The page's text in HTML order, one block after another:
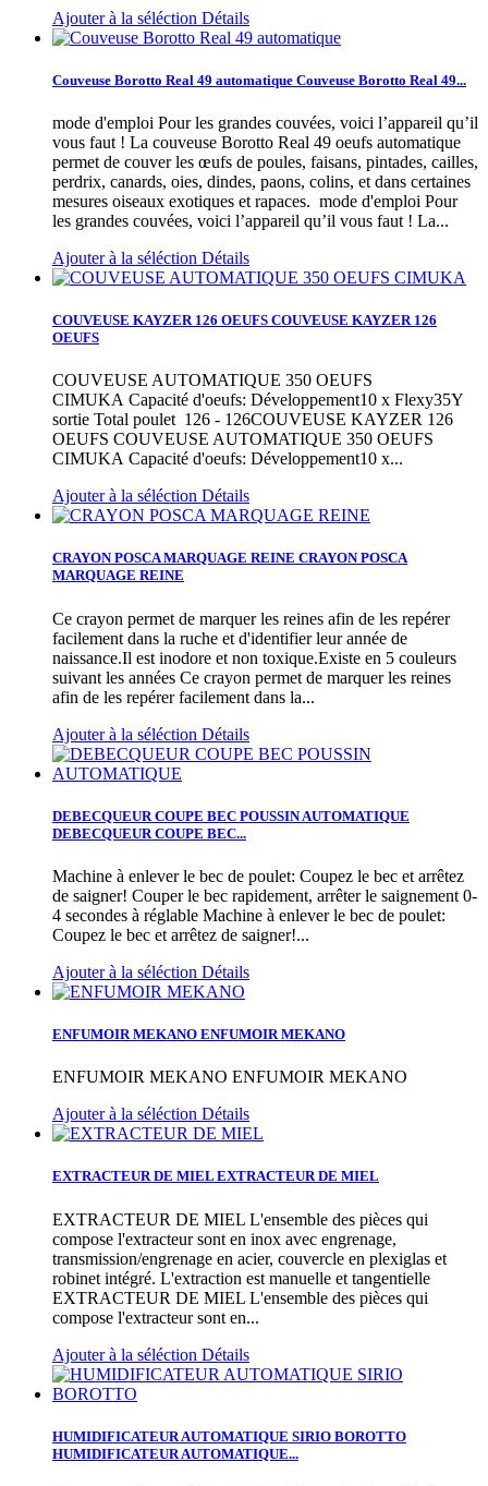
Ajouter à la séléction Détails
Couveuse Borotto Real 49 automatique Couveuse Borotto Real 49...
mode d'emploi Pour les grandes couvées, voici l’appareil qu’il
vous faut ! La couveuse Borotto Real 49 oeufs automatique
permet de couver les œufs de poules, faisans, pintades, cailles,
perdrix, canards, oies, dindes, paons, colins, et dans certaines
mesures oiseaux exotiques et rapaces. mode d'emploi Pour
les grandes couvées, voici l’appareil qu’il vous faut ! La...
Ajouter à la séléction Détails
COUVEUSE KAYZER 126 OEUFS COUVEUSE KAYZER 126
OEUFS
COUVEUSE AUTOMATIQUE 350 OEUFS
CIMUKA Capacité d'oeufs: Développement10 x Flexy35Y
sortie Total poulet 126 - 126COUVEUSE KAYZER 126
OEUFS COUVEUSE AUTOMATIQUE 350 OEUFS
CIMUKA Capacité d'oeufs: Développement10 x...
Ajouter à la séléction Détails
CRAYON POSCA MARQUAGE REINE CRAYON POSCA
MARQUAGE REINE
Ce crayon permet de marquer les reines afin de les repérer
facilement dans la ruche et d'identifier leur année de
naissance.Il est inodore et non toxique.Existe en 5 couleurs
suivant les années Ce crayon permet de marquer les reines
afin de les repérer facilement dans la...
Ajouter à la séléction Détails
DEBECQUEUR COUPE BEC POUSSIN AUTOMATIQUE
DEBECQUEUR COUPE BEC...
Machine à enlever le bec de poulet: Coupez le bec et arrêtez
de saigner! Couper le bec rapidement, arrêter le saignement 0-
4 secondes à réglable Machine à enlever le bec de poulet:
Coupez le bec et arrêtez de saigner!...
Ajouter à la séléction Détails
ENFUMOIR MEKANO ENFUMOIR MEKANO
ENFUMOIR MEKANO ENFUMOIR MEKANO
Ajouter à la séléction Détails
EXTRACTEUR DE MIEL EXTRACTEUR DE MIEL
EXTRACTEUR DE MIEL L'ensemble des pièces qui
compose l'extracteur sont en inox avec engrenage,
transmission/engrenage en acier, couvercle en plexiglas et
robinet intégré. L'extraction est manuelle et tangentielle
EXTRACTEUR DE MIEL L'ensemble des pièces qui
compose l'extracteur sont en...
Ajouter à la séléction Détails
HUMIDIFICATEUR AUTOMATIQUE SIRIO BOROTTO
HUMIDIFICATEUR AUTOMATIQUE...